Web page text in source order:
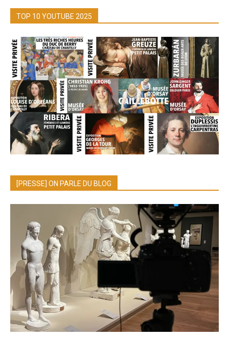
TOP 10 YOUTUBE 2025
[PRESSE] ON PARLE DU BLOG